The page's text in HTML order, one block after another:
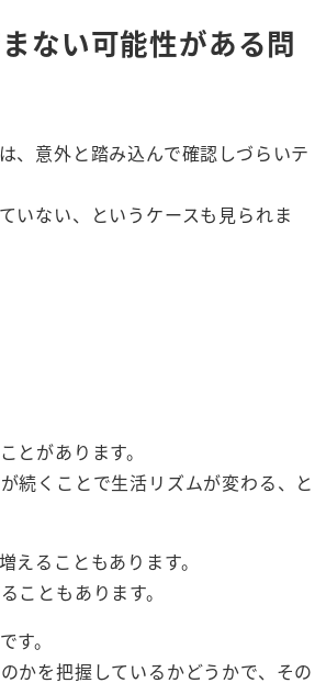
ない可能性がある問
、意外と踏み込んで確認しづらいテ
いない、というケースも見られま
があります。
続くことで生活リズムが変わる、と
ることもあります。
こともあります。
です。
かを把握しているかどうかで、その